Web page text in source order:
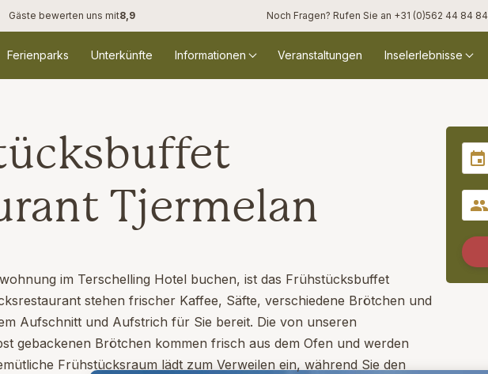
Gäste bewerten uns mit8,9 Noch Fragen? Rufen Sie an +31 (0)562 44 84 84
Ferienparks Unterkünfte Informationen Veranstaltungen Inselerlebnisse
Tjermelan
im Terschelling Hotel buchen, ist das Frühstücksbuffet
stehen frischer Kaffee, Säfte, verschiedene Brötchen und
Aufschnitt und Aufstrich für Sie bereit. Die von unseren
gebackenen Brötchen kommen frisch aus dem Ofen und werden
Frühstücksraum lädt zum Verweilen ein, während Sie den